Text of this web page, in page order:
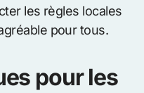
les règles locales
pour tous.
pour les